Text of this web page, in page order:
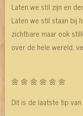
Laten we stil zijn en
Laten we stil staan bij
zichtbare maar ook
over de hele wereld,
🌼 🌼 🌼 🌼 🌼 🌼
Dit is de laatste tip van